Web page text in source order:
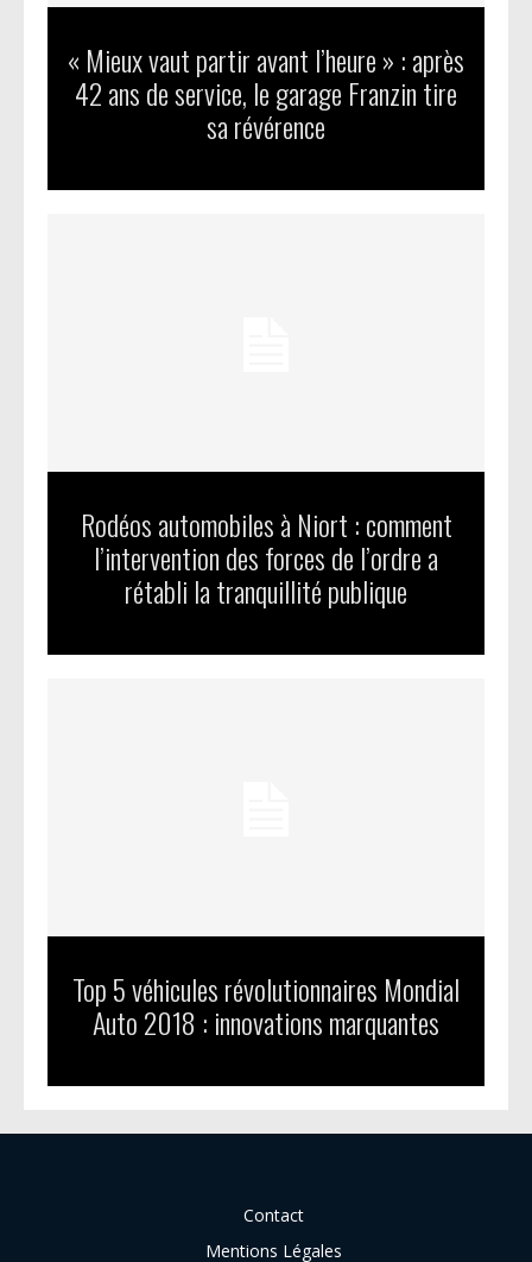
« Mieux vaut partir avant l’heure » : après
42 ans de service, le garage Franzin tire
sa révérence
Rodéos automobiles à Niort : comment
l’intervention des forces de l’ordre a
rétabli la tranquillité publique
Top 5 véhicules révolutionnaires Mondial
Auto 2018 : innovations marquantes
Contact
Mentions Légales